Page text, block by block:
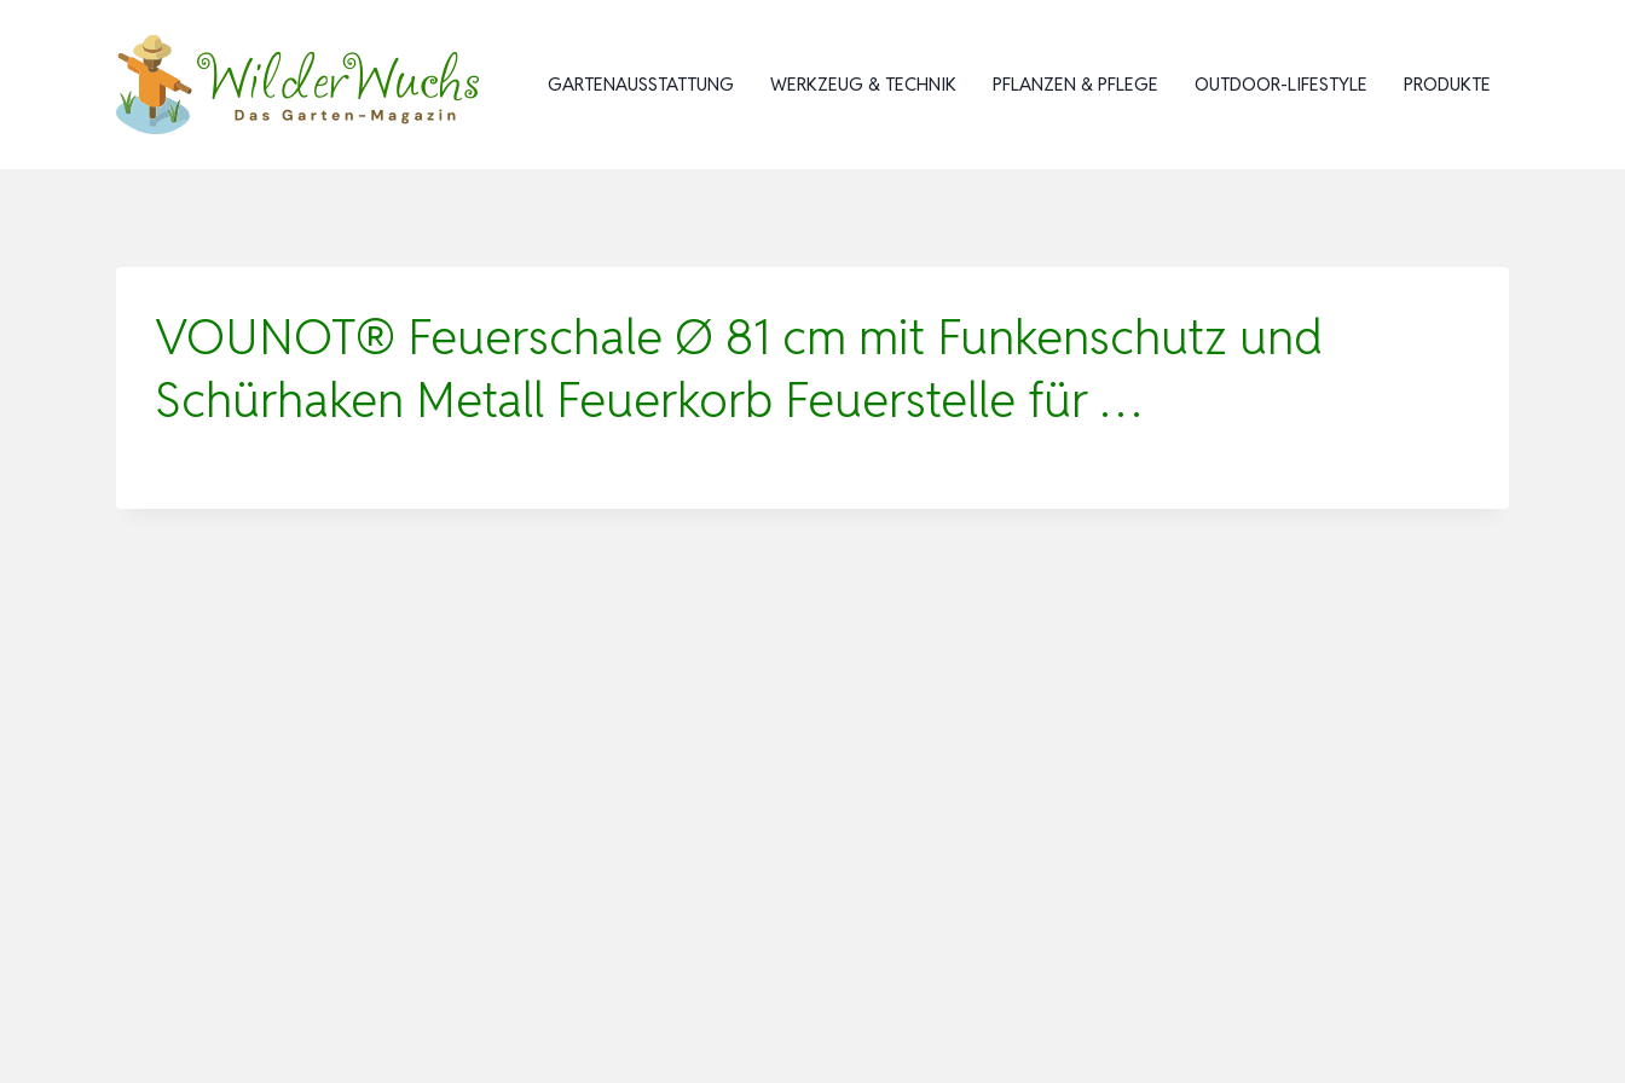
GARTENAUSSTATTUNG WERKZEUG & TECHNIK PFLANZEN & PFLEGE OUTDOOR-LIFESTYLE PRODUKTE
VOUNOT® Feuerschale Ø 81 cm mit Funkenschutz und
Schürhaken Metall Feuerkorb Feuerstelle für …